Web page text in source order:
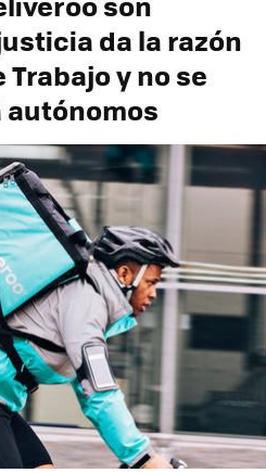
da la razón
y no se